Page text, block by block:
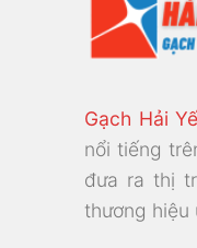
Gạch Hải
nổi tiếng
đưa ra thị
thương hiệu